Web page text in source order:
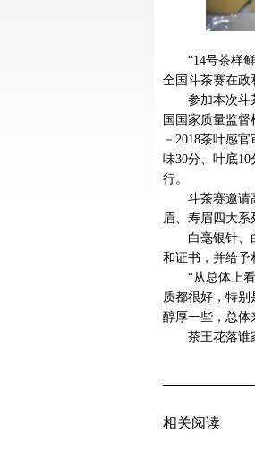
“14号茶样
全国斗茶赛在政
参加本次斗
国国家质量监督
－2018茶叶感
味30分、叶底
行。
斗茶赛邀请
眉、寿眉四大系
白毫银针、
和证书，并给予
“从总体上
质都很好，特
醇厚一些，总体
茶王花落谁
相关阅读